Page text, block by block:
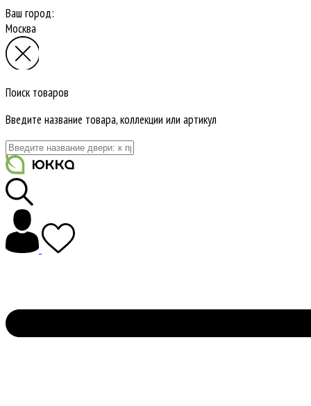
Ваш город:
Москва
Поиск товаров
Введите название товара, коллекции или артикул